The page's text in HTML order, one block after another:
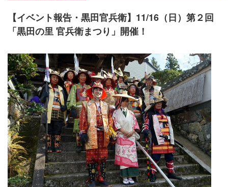
【イベント報告・黒田官兵衛】11/16（日）第２回
「黒田の里 官兵衛まつり」開催！